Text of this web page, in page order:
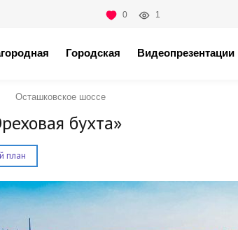
0 1
Городская Видеопрезентации
Осташковское шоссе
бухта»
план